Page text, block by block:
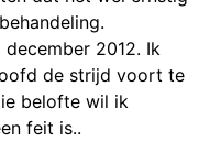
2012. Ik
de strijd voort te
belofte wil ik
feit is..